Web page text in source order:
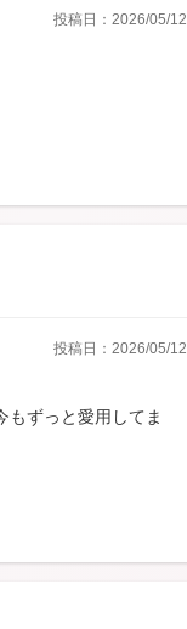
投稿日：2026/05/12
投稿日：2026/05/12
もずっと愛用してま